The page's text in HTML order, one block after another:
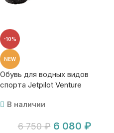
-10%
NEW
Обувь для водных видов
спорта Jetpilot Venture
В наличии
6 750₽ 6 080 ₽